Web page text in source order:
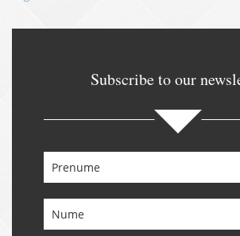
Subscribe to our